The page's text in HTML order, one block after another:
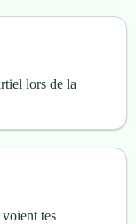
lors de la
tes